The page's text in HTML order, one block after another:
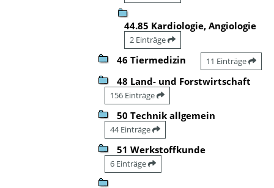
44.85 Kardiologie, Angiologie
2 Einträge
46 Tiermedizin 11 Einträge
48 Land- und Forstwirtschaft
156 Einträge
50 Technik allgemein
44 Einträge
51 Werkstoffkunde
6 Einträge